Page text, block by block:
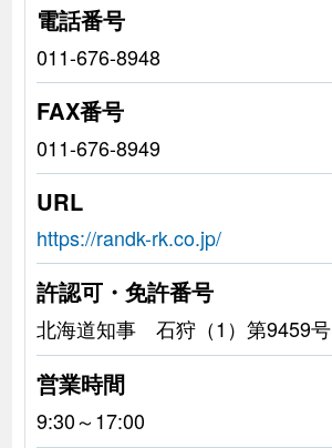
電話番号
011-676-8948
FAX番号
011-676-8949
URL
https://randk-rk.co.jp/
許認可・免許番号
北海道知事 石狩（1）第9459号
営業時間
9:30～17:00